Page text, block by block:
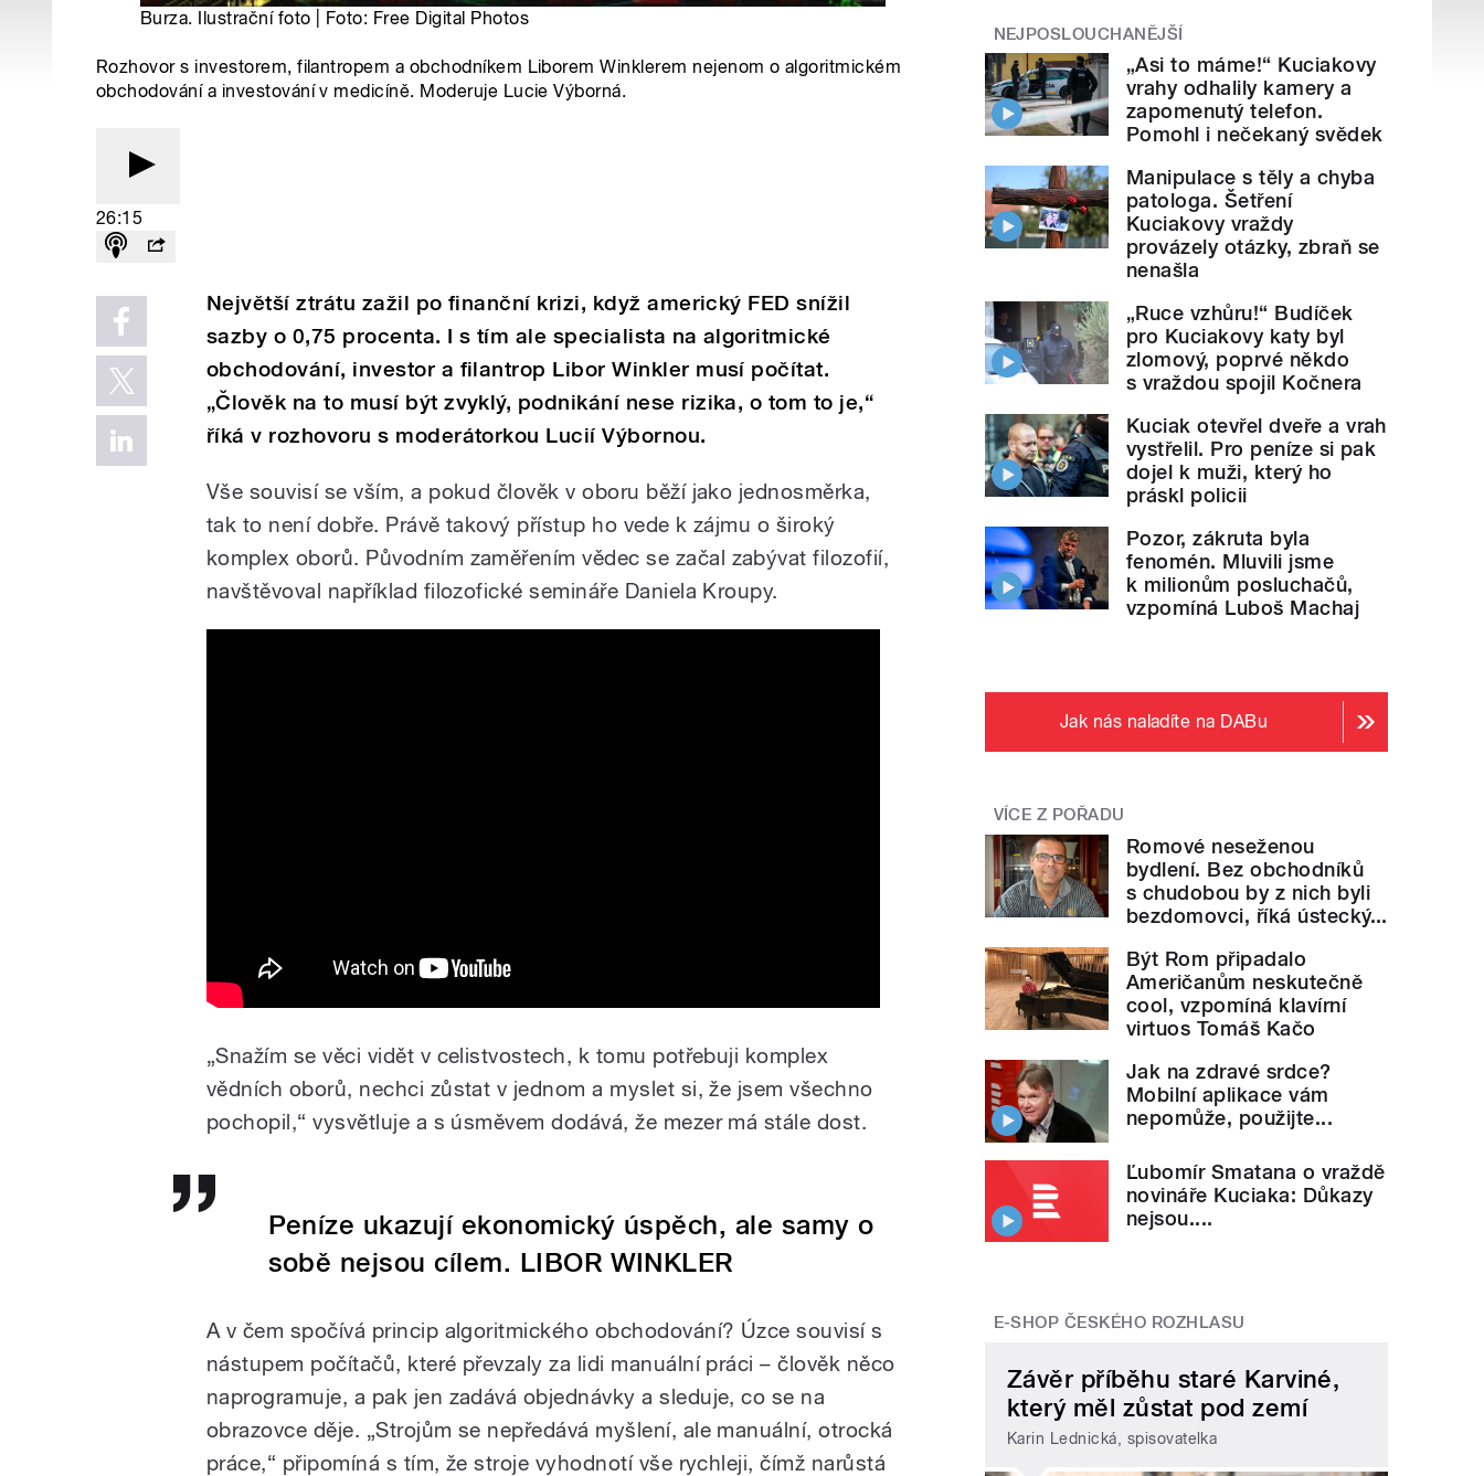
Burza. Ilustrační foto | Foto: Free Digital Photos
Rozhovor s investorem, filantropem a obchodníkem Liborem Winklerem nejenom o algoritmickém
obchodování a investování v medicíně. Moderuje Lucie Výborná.
26:15
Největší ztrátu zažil po finanční krizi, když americký FED snížil
sazby o 0,75 procenta. I s tím ale specialista na algoritmické
obchodování, investor a filantrop Libor Winkler musí počítat.
„Člověk na to musí být zvyklý, podnikání nese rizika, o tom to je,“
říká v rozhovoru s moderátorkou Lucií Výbornou.
Vše souvisí se vším, a pokud člověk v oboru běží jako jednosměrka,
tak to není dobře. Právě takový přístup ho vede k zájmu o široký
komplex oborů. Původním zaměřením vědec se začal zabývat filozofií,
navštěvoval například filozofické semináře Daniela Kroupy.
„Snažím se věci vidět v celistvostech, k tomu potřebuji komplex
vědních oborů, nechci zůstat v jednom a myslet si, že jsem všechno
pochopil,“ vysvětluje a s úsměvem dodává, že mezer má stále dost.
Peníze ukazují ekonomický úspěch, ale samy o
sobě nejsou cílem. LIBOR WINKLER
A v čem spočívá princip algoritmického obchodování? Úzce souvisí s
nástupem počítačů, které převzaly za lidi manuální práci – člověk něco
naprogramuje, a pak jen zadává objednávky a sleduje, co se na
obrazovce děje. „Strojům se nepředává myšlení, ale manuální, otrocká
práce,“ připomíná s tím, že stroje vyhodnotí vše rychleji, čímž narůstá
NEJPOSLOUCHANĚJŠÍ
„Asi to máme!“ Kuciakovy
vrahy odhalily kamery a
zapomenutý telefon.
Pomohl i nečekaný svědek
Manipulace s těly a chyba
patologa. Šetření
Kuciakovy vraždy
provázely otázky, zbraň se
nenašla
„Ruce vzhůru!“ Budíček
pro Kuciakovy katy byl
zlomový, poprvé někdo
s vraždou spojil Kočnera
Kuciak otevřel dveře a vrah
vystřelil. Pro peníze si pak
dojel k muži, který ho
práskl policii
Pozor, zákruta byla
fenomén. Mluvili jsme
k milionům posluchačů,
vzpomíná Luboš Machaj
Jak nás naladíte na DABu
VÍCE Z POŘADU
Romové neseženou
bydlení. Bez obchodníků
s chudobou by z nich byli
bezdomovci, říká ústecký...
Být Rom připadalo
Američanům neskutečně
cool, vzpomíná klavírní
virtuos Tomáš Kačo
Jak na zdravé srdce?
Mobilní aplikace vám
nepomůže, použijte...
Ľubomír Smatana o vraždě
novináře Kuciaka: Důkazy
nejsou....
E-SHOP ČESKÉHO ROZHLASU
Závěr příběhu staré Karviné,
který měl zůstat pod zemí
Karin Lednická, spisovatelka